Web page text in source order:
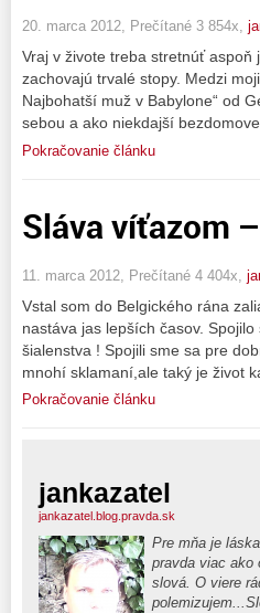
20. marca 2012, Prečítané 3 854x,
Vraj v živote treba stretnúť
zachovajú trvalé stopy. Medzi
Najbohatší muž v Babylone“ od
sebou a ako niekdajší
Pokračovanie článku
Sláva víťazom
11. marca 2012, Prečítané 4 404x,
Vstal som do Belgického rána
nastáva jas lepších časov.
šialenstva ! Spojili sme sa pre
mnohí sklamaní,ale taký je život
Pokračovanie článku
jankazatel
jankazatel.blog.pravda.sk
Pre mňa je
pravda viac ako
slová. O viere